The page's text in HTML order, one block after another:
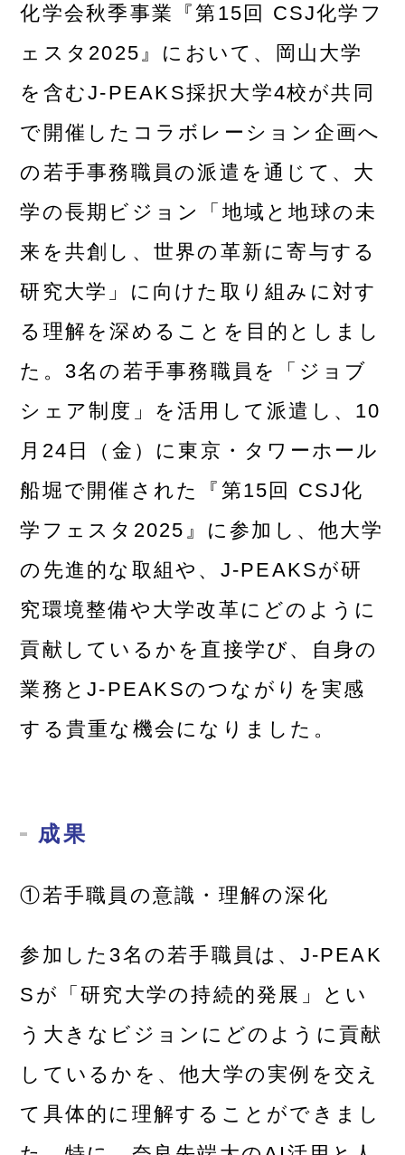
化学会秋季事業『第15回 CSJ化学フ
ェスタ2025』において、岡山大学
を含むJ-PEAKS採択大学4校が共同
で開催したコラボレーション企画へ
の若手事務職員の派遣を通じて、大
学の長期ビジョン「地域と地球の未
来を共創し、世界の革新に寄与する
研究大学」に向けた取り組みに対す
る理解を深めることを目的としまし
た。3名の若手事務職員を「ジョブ
シェア制度」を活用して派遣し、10
月24日（金）に東京・タワーホール
船堀で開催された『第15回 CSJ化
学フェスタ2025』に参加し、他大学
の先進的な取組や、J-PEAKSが研
究環境整備や大学改革にどのように
貢献しているかを直接学び、自身の
業務とJ-PEAKSのつながりを実感
する貴重な機会になりました。
成果
①若手職員の意識・理解の深化
参加した3名の若手職員は、J-PEAK
Sが「研究大学の持続的発展」とい
う大きなビジョンにどのように貢献
しているかを、他大学の実例を交え
て具体的に理解することができまし